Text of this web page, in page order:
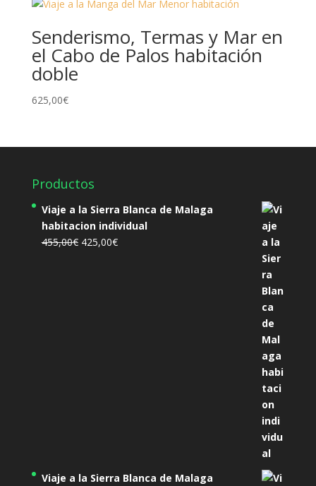
Senderismo, Termas y Mar en
el Cabo de Palos habitación
doble
625,00€
Productos
Viaje a la Sierra Blanca de Malaga
habitacion individual
455,00€ El
425,00€El
Viaje a la Sierra Blanca de Malaga